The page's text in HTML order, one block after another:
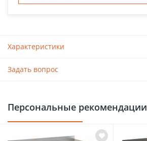
Характеристики
Задать вопрос
Персональные рекомендации